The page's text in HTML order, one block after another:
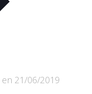
en 21/06/2019